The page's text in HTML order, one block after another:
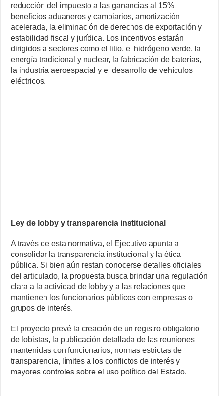
reducción del impuesto a las ganancias al 15%,
beneficios aduaneros y cambiarios, amortización
acelerada, la eliminación de derechos de exportación y
estabilidad fiscal y jurídica. Los incentivos estarán
dirigidos a sectores como el litio, el hidrógeno verde, la
energía tradicional y nuclear, la fabricación de baterías,
la industria aeroespacial y el desarrollo de vehículos
eléctricos.
Ley de lobby y transparencia institucional
A través de esta normativa, el Ejecutivo apunta a
consolidar la transparencia institucional y la ética
pública. Si bien aún restan conocerse detalles oficiales
del articulado, la propuesta busca brindar una regulación
clara a la actividad de lobby y a las relaciones que
mantienen los funcionarios públicos con empresas o
grupos de interés.
El proyecto prevé la creación de un registro obligatorio
de lobistas, la publicación detallada de las reuniones
mantenidas con funcionarios, normas estrictas de
transparencia, límites a los conflictos de interés y
mayores controles sobre el uso político del Estado.